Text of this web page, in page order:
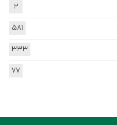
2
581
333
77